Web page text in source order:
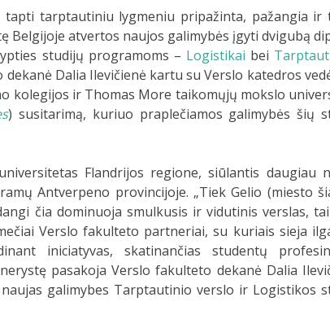
tapti tarptautiniu lygmeniu pripažinta, pažangia ir
Belgijoje atvertos naujos galimybės įgyti dvigubą
studijų programoms – Logistikai bei
Dalia Ilevičienė kartu su Verslo katedros
kolegijos ir Thomas More taikomųjų mokslo
) susitarimą, kuriuo praplečiamos galimybės šių
Flandrijos regione, siūlantis daugiau
Antverpeno provincijoje. „Tiek Gelio (miesto
čia dominuoja smulkusis ir vidutinis verslas,
Verslo fakulteto partneriai, su kuriais sieja
iniciatyvas, skatinančias studentų
pasakoja Verslo fakulteto dekanė Dalia
galimybes Tarptautinio verslo ir Logistikos